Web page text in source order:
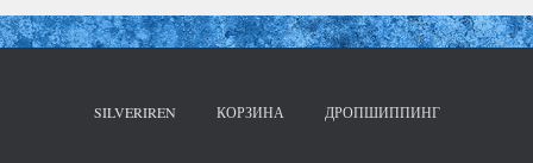
SILVERIREN КОРЗИНА ДРОПШИППИНГ